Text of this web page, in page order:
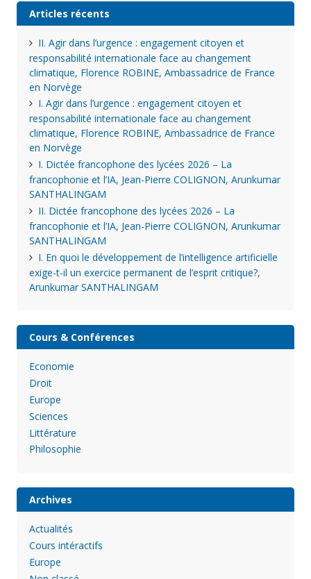
Articles récents
II. Agir dans l’urgence : engagement citoyen et
responsabilité internationale face au changement
climatique, Florence ROBINE, Ambassadrice de France
en Norvège
I. Agir dans l’urgence : engagement citoyen et
responsabilité internationale face au changement
climatique, Florence ROBINE, Ambassadrice de France
en Norvège
I. Dictée francophone des lycées 2026 – La
francophonie et l’IA, Jean-Pierre COLIGNON, Arunkumar
SANTHALINGAM
II. Dictée francophone des lycées 2026 – La
francophonie et l’IA, Jean-Pierre COLIGNON, Arunkumar
SANTHALINGAM
I. En quoi le développement de l’intelligence artificielle
exige-t-il un exercice permanent de l’esprit critique?,
Arunkumar SANTHALINGAM
Cours & Conférences
Economie
Droit
Europe
Sciences
Littérature
Philosophie
Archives
Actualités
Cours intéractifs
Europe